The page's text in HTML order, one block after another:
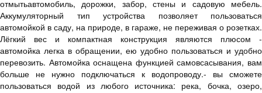
отмытьавтомобиль, дорожки, забор, стены и садовую мебель.
Аккумуляторный тип устройства позволяет пользоваться
автомойкой в саду, на природе, в гараже, не переживая о розетках.
Лёгкий вес и компактная конструкция являются плюсом -
автомойка легка в обращении, ею удобно пользоваться и удобно
перевозить. Автомойка оснащена функцией самовсасывания, вам
больше не нужно подключаться к водопроводу.- вы сможете
пользоваться водой из любого источника: река, бочка, озеро,